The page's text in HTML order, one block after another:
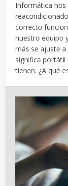
Informática
correcto
nuestro equipo
más se ajuste a
significa
tienen. ¿A qué